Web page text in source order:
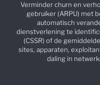
Verminder churn en
gebruiker (ARPU) met
automatisch
dienstverlening te
(CSSR) of de
sites, apparaten,
daling in